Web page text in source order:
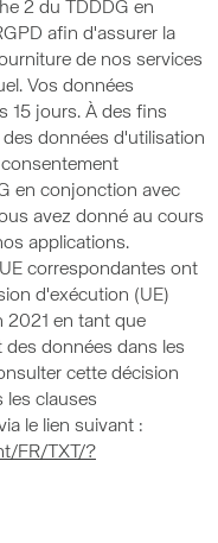
2 du TDDDG en
afin d'assurer la
de nos services
Vos données
15 jours. À des fins
données d'utilisation
en conjonction avec
avez donné au cours
applications.
correspondantes ont
d'exécution (UE)
2021 en tant que
des données dans les
cette décision
les clauses
le lien suivant :
FR/TXT/?